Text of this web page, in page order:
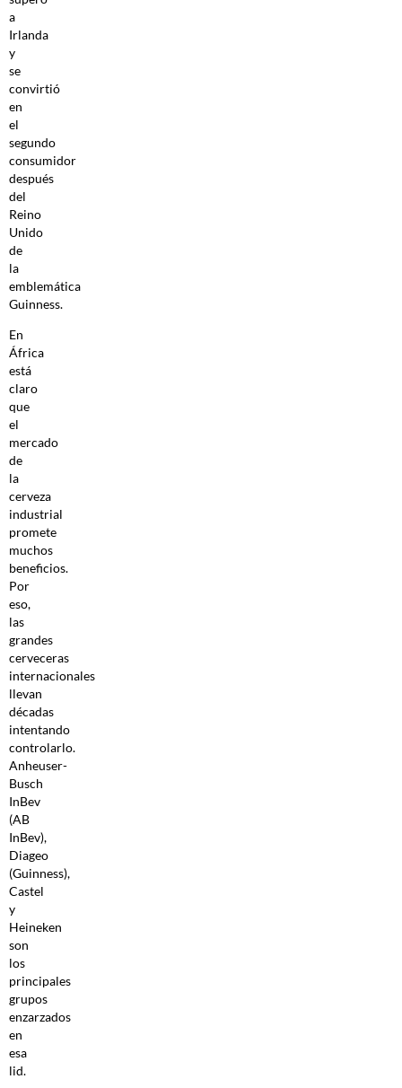
a
Irlanda
y
se
convirtió
en
el
segundo
consumidor
después
del
Reino
Unido
de
la
emblemática
Guinness.
En
África
está
claro
que
el
mercado
de
la
cerveza
industrial
promete
muchos
beneficios.
Por
eso,
las
grandes
cerveceras
internacionales
llevan
décadas
intentando
controlarlo.
Anheuser-
Busch
InBev
(AB
InBev),
Diageo
(Guinness),
Castel
y
Heineken
son
los
principales
grupos
enzarzados
en
esa
lid.